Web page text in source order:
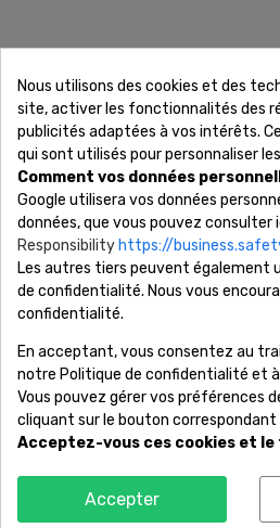
Nous Contacter
Adresse: 15 rue Scribe
Téléphone: 01 88 61 53 85
Lundi - Samedi 8h-19h
Email:
Copyright ©
Nous utilisons des cookies et des
site, activer les fonctionnalités des
publicités adaptées à vos intérêts.
qui sont utilisés pour personnaliser
Comment vos données
Google utilisera vos données
données, que vous pouvez consulter
Responsibility https://
Les autres tiers peuvent également
de confidentialité. Nous vous
confidentialité.
En acceptant, vous consentez au
notre Politique de confidentialité et
Vous pouvez gérer vos préférences
cliquant sur le bouton correspondant
Acceptez-vous ces cookies et
Accepter
9.2/10
65 avis